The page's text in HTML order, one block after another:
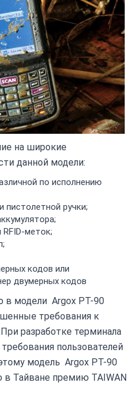
на широкие
данной модели:
по исполнению
пистолетной ручки;
меток;
кодов или
двумерных кодов
в модели Argox PT-90
требования к
разработке терминала
пользователей
модель Argox PT-90
в Тайване премию TAIWAN